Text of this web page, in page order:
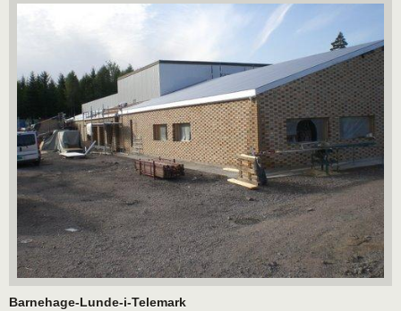
Barnehage-Lunde-i-Telemark